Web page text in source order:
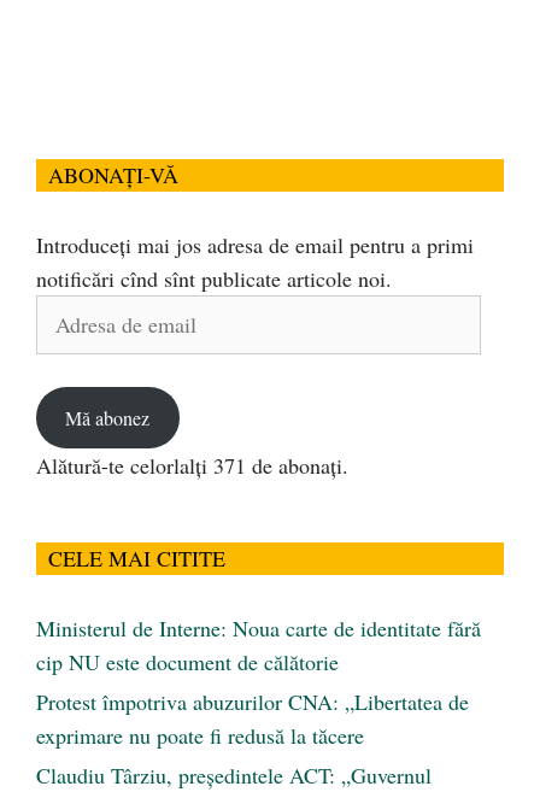
ABONAȚI-VĂ
Introduceți mai jos adresa de email pentru a primi
notificări cînd sînt publicate articole noi.
Adresa
Mă abonez
Alătură-te celorlalți 371 de abonați.
CELE MAI CITITE
Ministerul de Interne: Noua carte de identitate fără
cip NU este document de călătorie
Protest împotriva abuzurilor CNA: „Libertatea de
exprimare nu poate fi redusă la tăcere
Claudiu Târziu, președintele ACT: „Guvernul